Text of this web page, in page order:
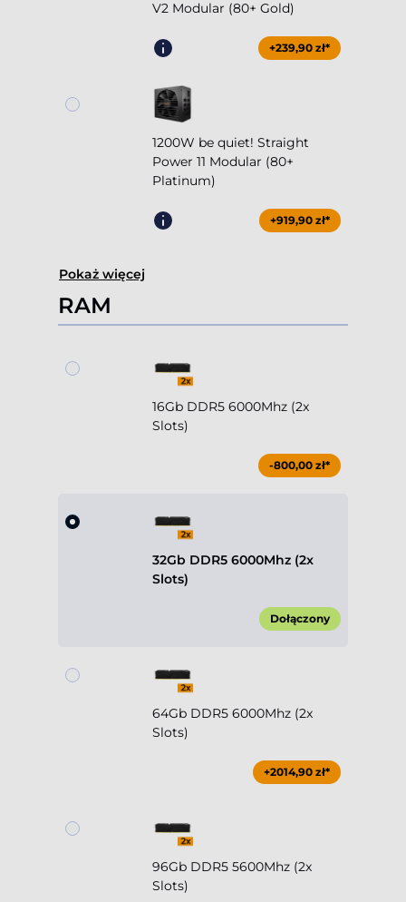
V2 Modular (80+ Gold)
+239,90 zł*
1200W be quiet! Straight
Power 11 Modular (80+
Platinum)
+919,90 zł*
Pokaż więcej
RAM
16Gb DDR5 6000Mhz (2x
Slots)
-800,00 zł*
32Gb DDR5 6000Mhz (2x
Slots)
Dołączony
64Gb DDR5 6000Mhz (2x
Slots)
+2014,90 zł*
96Gb DDR5 5600Mhz (2x
Slots)